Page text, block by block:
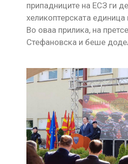
припадниците на ЕСЗ ги
хеликоптерската
Во оваа прилика, на
Стефановска и беше